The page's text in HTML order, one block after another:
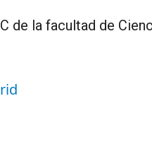
de la facultad de